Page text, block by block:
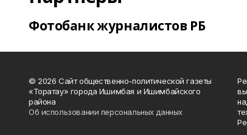
Фотобанк журналистов РБ
© 2026 Сайт общественно-политической газеты
«Торатау» города Ишимбая и Ишимбайского
района
Об использовании персональных данных